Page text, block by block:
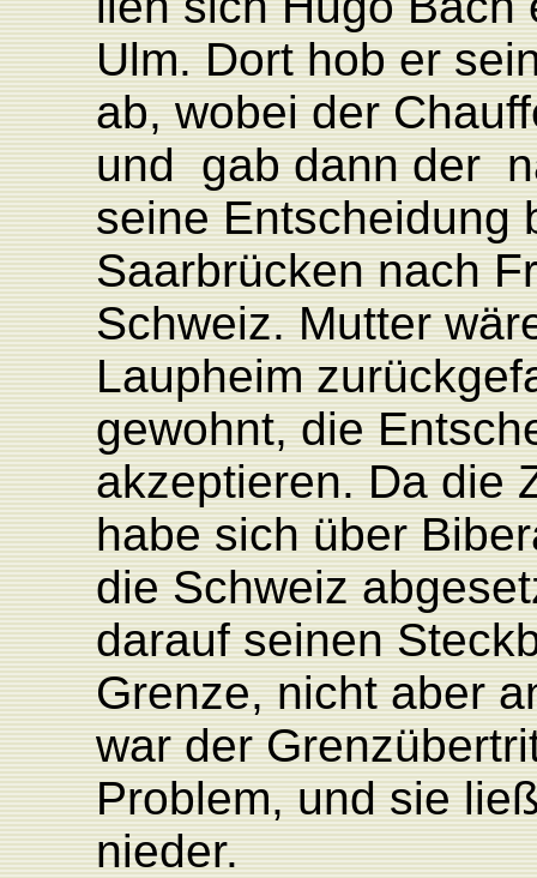
Ulm. Dort hob er
ab, wobei der
und gab dann der
seine Entscheidung
Saarbrücken nach
Schweiz. Mutter
Laupheim
gewohnt, die
akzeptieren. Da die
habe sich über
die Schweiz
darauf seinen
Grenze, nicht aber
war der
Problem, und sie
nieder.